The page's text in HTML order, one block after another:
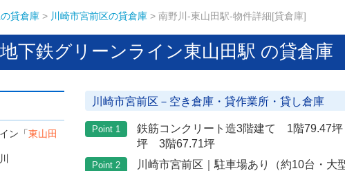
貸倉庫 > 川崎市宮前区の貸倉庫 > 南野川-東山田駅-物件詳細[貸倉庫]
下鉄グリーンライン東山田駅 の貸倉庫
ン「東山田
川崎市宮前区－空き倉庫・貸作業所・貸し倉庫
Point 1
鉄筋コンクリート造3階建て 1階79.47
坪 3階67.71坪
Point 2 川崎市宮前区｜駐車場あり（約10台・大